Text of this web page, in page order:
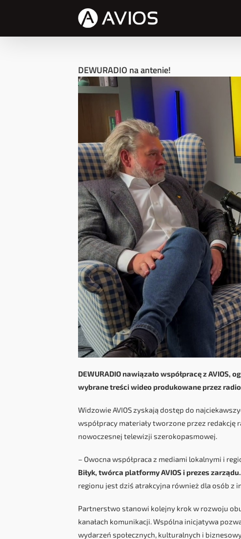
DEWURADIO na antenie!
DEWURADIO nawiązało współpracę z
wybrane treści wideo produkowane przez
Widzowie AVIOS zyskają dostęp do
współpracy materiały tworzone przez redakcję
nowoczesnej telewizji szerokopasmowej.
– Owocna współpraca z mediami lokalnymi i
Biłyk, twórca platformy AVIOS i prezes zarządu.
regionu jest dziś atrakcyjna również dla osób z
Partnerstwo stanowi kolejny krok w rozwoju
kanałach komunikacji. Wspólna inicjatywa
wydarzeń społecznych, kulturalnych i